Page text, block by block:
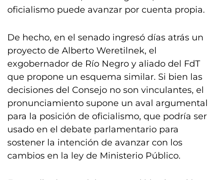
oficialismo puede avanzar por cuenta propia.
De hecho, en el senado ingresó días atrás un
proyecto de Alberto Weretilnek, el
exgobernador de Río Negro y aliado del FdT
que propone un esquema similar. Si bien las
decisiones del Consejo no son vinculantes, el
pronunciamiento supone un aval argumental
para la posición de oficialismo, que podría ser
usado en el debate parlamentario para
sostener la intención de avanzar con los
cambios en la ley de Ministerio Público.